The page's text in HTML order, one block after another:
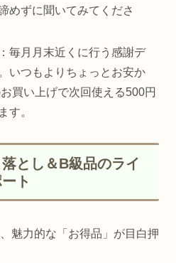
めずに聞いてみてくださ
毎月月末近くに行う感謝デ
いつもよりちょっとお安か
買い上げで次回使える500円
す。
とし＆B級品のライ
ト
魅力的な「お得品」が目白押